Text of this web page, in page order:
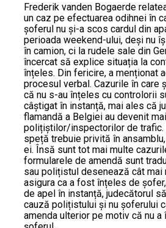
Frederik vanden Bogaerde
un caz pe efectuarea odihnei în
șoferul nu și-a scos cardul din
perioada weekend-ului, deși nu
în camion, ci la rudele sale din
încercat să explice situația la
înțeles. Din fericire, a menționat
procesul verbal. Cazurile în care
că nu s-au înțeles cu controlorii
câștigat în instanță, mai ales că
flamandă a Belgiei au devenit
polițiștilor/inspectorilor de trafic.
speță trebuie privită în
ei. Însă sunt tot mai multe
formularele de amendă sunt
sau polițistul desenează cât mai
asigura ca a fost înțeles de
de apel în instanță, judecătorul
cauză polițistului și nu șoferului
amenda ulterior pe motiv că nu